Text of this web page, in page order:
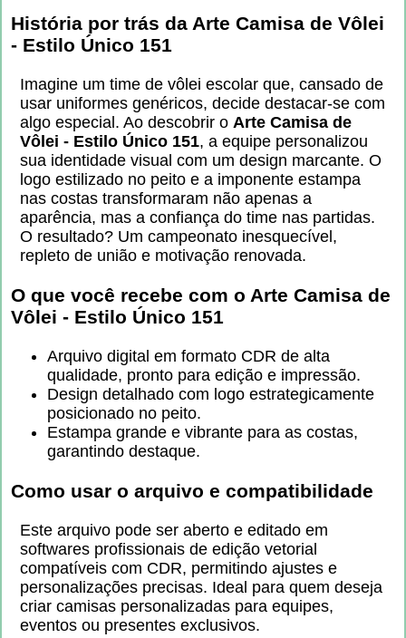
História por trás da Arte Camisa de Vôlei
- Estilo Único 151
Imagine um time de vôlei escolar que, cansado de
usar uniformes genéricos, decide destacar-se com
algo especial. Ao descobrir o Arte Camisa de
Vôlei - Estilo Único 151, a equipe personalizou
sua identidade visual com um design marcante. O
logo estilizado no peito e a imponente estampa
nas costas transformaram não apenas a
aparência, mas a confiança do time nas partidas.
O resultado? Um campeonato inesquecível,
repleto de união e motivação renovada.
O que você recebe com o Arte Camisa de
Vôlei - Estilo Único 151
Arquivo digital em formato CDR de alta
qualidade, pronto para edição e impressão.
Design detalhado com logo estrategicamente
posicionado no peito.
Estampa grande e vibrante para as costas,
garantindo destaque.
Como usar o arquivo e compatibilidade
Este arquivo pode ser aberto e editado em
softwares profissionais de edição vetorial
compatíveis com CDR, permitindo ajustes e
personalizações precisas. Ideal para quem deseja
criar camisas personalizadas para equipes,
eventos ou presentes exclusivos.